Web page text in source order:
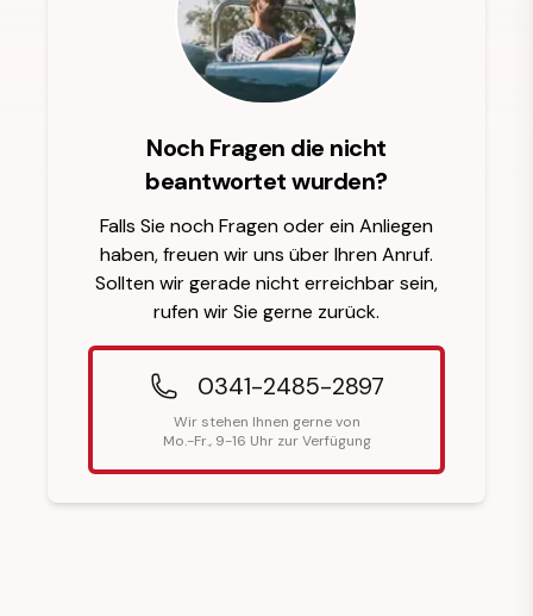
Noch Fragen die nicht
beantwortet wurden?
Falls Sie noch Fragen oder ein Anliegen
haben, freuen wir uns über Ihren Anruf.
Sollten wir gerade nicht erreichbar sein,
rufen wir Sie gerne zurück.
0341-2485-2897
Wir stehen Ihnen gerne von
Mo.-Fr., 9-16 Uhr zur Verfügung